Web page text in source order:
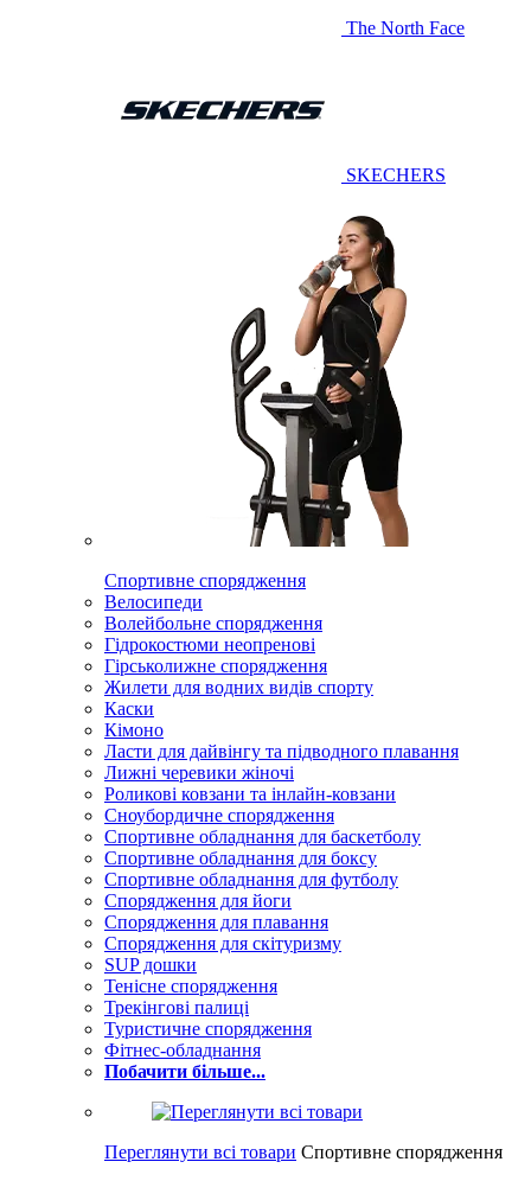
The North Face
SKECHERS
Спортивне спорядження
Велосипеди
Волейбольне спорядження
Гідрокостюми неопренові
Гірськолижне спорядження
Жилети для водних видів спорту
Каски
Кімоно
Ласти для дайвінгу та підводного плавання
Лижні черевики жіночі
Роликові ковзани та інлайн-ковзани
Сноубордичне спорядження
Спортивне обладнання для баскетболу
Спортивне обладнання для боксу
Спортивне обладнання для футболу
Спорядження для йоги
Спорядження для плавання
Спорядження для скітуризму
SUP дошки
Тенісне спорядження
Трекінгові палиці
Туристичне спорядження
Фітнес-обладнання
Побачити більше...
Переглянути всі товари Спортивне спорядження